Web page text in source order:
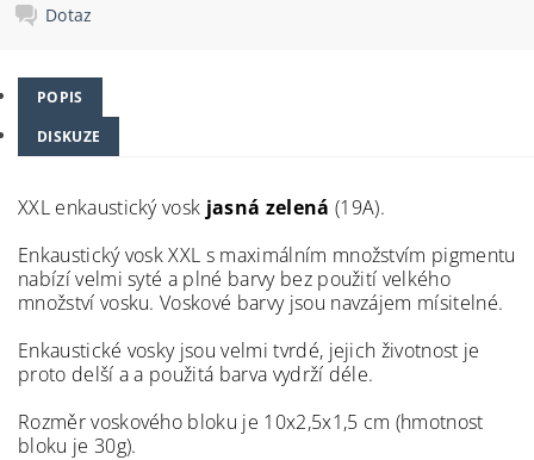
Dotaz
POPIS
DISKUZE
XXL enkaustický vosk jasná zelená (19A).
Enkaustický vosk XXL s maximálním množstvím pigmentu
nabízí velmi syté a plné barvy bez použití velkého
množství vosku. Voskové barvy jsou navzájem mísitelné.
Enkaustické vosky jsou velmi tvrdé, jejich životnost je
proto delší a a použitá barva vydrží déle.
Rozměr voskového bloku je 10x2,5x1,5 cm (hmotnost
bloku je 30g).